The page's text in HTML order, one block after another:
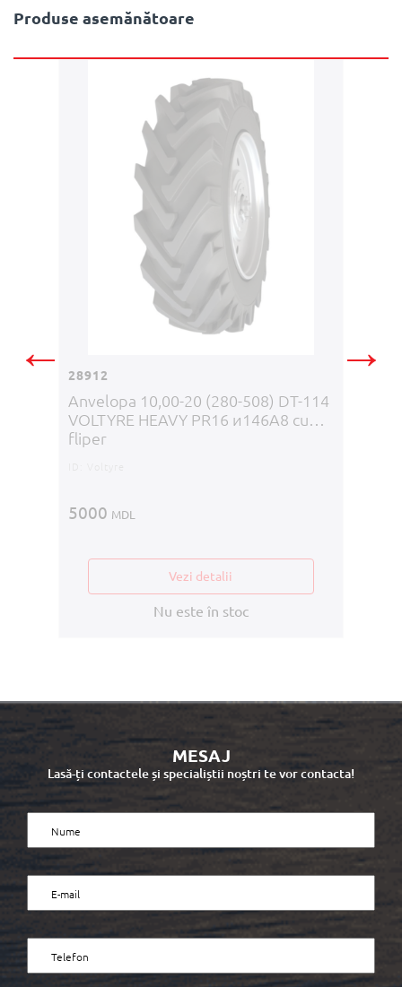
Produse asemănătoare
← 28912
Anvelopa 10,00-20 (280-508) DT-114
VOLTYRE HEAVY PR16 и146А8 cu
fliper
5000 MDL
Vezi detalii
Nu este în stoc
→
MESAJ
Lasă-ți contactele și specialiștii noștri te vor contacta!